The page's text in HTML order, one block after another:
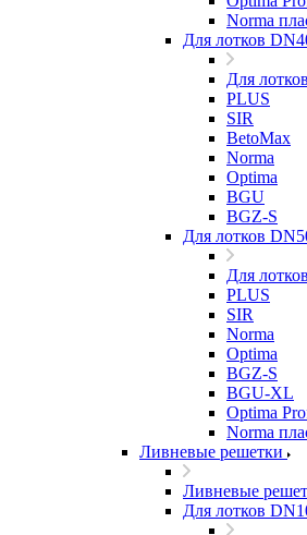
Norma
Для лотков
Для
PLUS
SIR
BetoMax
Norma
Optima
BGU
BGZ-S
Для лотков
Для
PLUS
SIR
Norma
Optima
BGZ-S
BGU-XL
Optima
Norma
Ливневые решетки
Ливневые
Для лотков